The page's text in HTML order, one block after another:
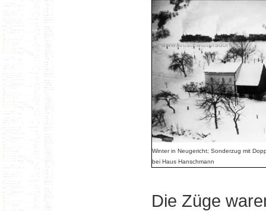
Winter in Neugericht; Sonderzug mit
bei Haus Hanschmann
Die Züge